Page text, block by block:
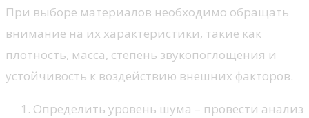
При выборе материалов необходимо обращать
внимание на их характеристики, такие как
плотность, масса, степень звукопоглощения и
устойчивость к воздействию внешних факторов.
Определить уровень шума – провести анализ